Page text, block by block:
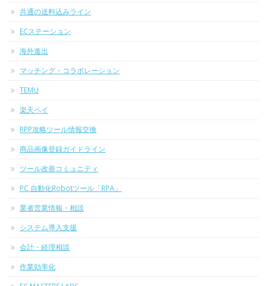
共通の送料込みライン
ECステーション
海外進出
マッチング・コラボレーション
TEMU
楽天ペイ
RPP攻略ツール情報交換
商品画像登録ガイドライン
ツール改善コミュニティ
PC 自動化Robotツール「RPA」
業者営業情報・相談
システム導入支援
会計・経理相談
作業効率化